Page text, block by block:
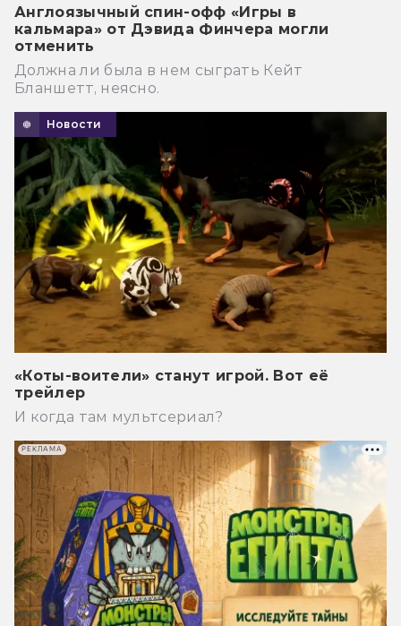
Англоязычный спин-офф «Игры в
кальмара» от Дэвида Финчера могли
отменить
Должна ли была в нем сыграть Кейт
Бланшетт, неясно.
Новости
«Коты-воители» станут игрой. Вот её
трейлер
И когда там мультсериал?
РЕКЛАМА